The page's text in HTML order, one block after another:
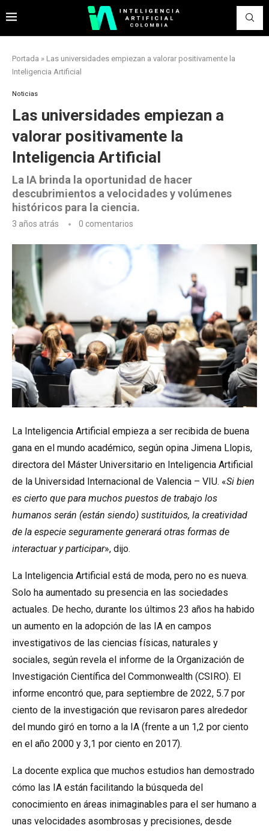
Portada » Las universidades empiezan a valorar positivamente la
Inteligencia Artificial
Noticias
Las universidades empiezan a
valorar positivamente la
Inteligencia Artificial
La IA brinda la oportunidad de hacer
descubrimientos a velocidades y volúmenes
históricos para la ciencia.
3 años atrás 0 comentarios
La Inteligencia Artificial empieza a ser recibida de buena
gana en el mundo académico, según opina Jimena Llopis,
directora del Máster Universitario en Inteligencia Artificial
de la Universidad Internacional de Valencia – VIU. «Si bien
es cierto que para muchos puestos de trabajo los
humanos serán (están siendo) sustituidos, la creatividad
de la especie seguramente generará otras formas de
interactuar y participar», dijo.
La Inteligencia Artificial está de moda, pero no es nueva.
Solo ha aumentado su presencia en las sociedades
actuales. De hecho, durante los últimos 23 años ha habido
un aumento en la adopción de las IA en campos
investigativos de las ciencias físicas, naturales y
sociales, según revela el informe de la Organización de
Investigación Científica del Commonwealth (CSIRO). El
informe encontró que, para septiembre de 2022, 5.7 por
ciento de la investigación que revisaron pares alrededor
del mundo giró en torno a la IA (frente a un 1,2 por ciento
en el año 2000 y 3,1 por ciento en 2017).
La docente explica que muchos estudios han demostrado
cómo las IA están facilitando la búsqueda del
conocimiento en áreas inimaginables para el ser humano a
unas velocidades asombrosas y precisiones, desde